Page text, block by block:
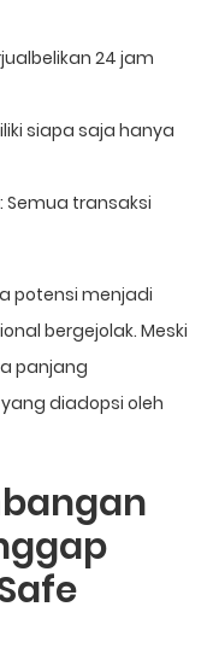
24 jam
siapa saja hanya
: Semua transaksi
potensi menjadi
bergejolak. Meski
panjang
yang diadopsi oleh